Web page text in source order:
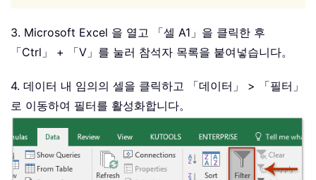
3. Microsoft Excel 을 열고 「셀 A1」을 클릭한 후
「Ctrl」 + 「V」를 눌러 참석자 목록을 붙여넣습니다。
4. 데이터 내 임의의 셀을 클릭하고 「데이터」 > 「필터」
로 이동하여 필터를 활성화합니다。